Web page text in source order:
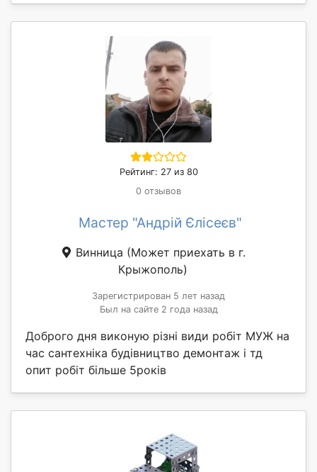
Рейтинг: 27 из 80
0 отзывов
Мастер "Андрій Єлісеєв"
Винница (Может приехать в г.
Крыжополь)
Зарегистрирован 5 лет назад
Был на сайте 2 года назад
Доброго дня виконую різні види робіт МУЖ на
час сантехніка будівництво демонтаж і тд
опит робіт більше 5років